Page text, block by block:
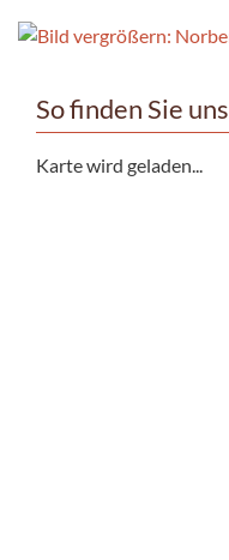
So finden Sie uns
Karte wird geladen...